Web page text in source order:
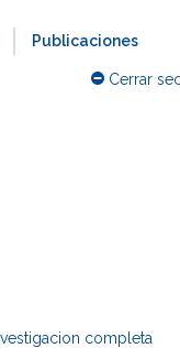
Publicaciones
Cerrar
completa